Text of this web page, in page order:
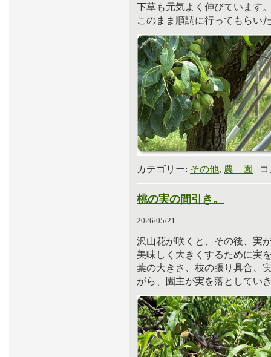
下草も元気よく伸びています
このまま順調に行ってもらい
カテゴリー: その他, 農 園 |
桃の実の間引き。
2026/05/21
沢山花が咲くと、その後、実
美味しく大きくするために実
葉の大きさ、枝の張り具合、
がら、園主が実を落としてい